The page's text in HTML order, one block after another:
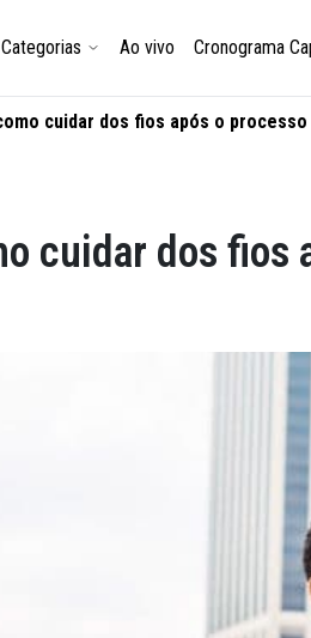
Categorias Ao vivo Cronograma
cuidar dos fios após o processo
cuidar dos fios